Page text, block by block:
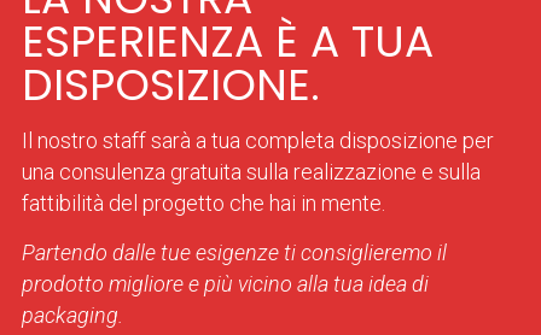
ESPERIENZA È A TUA
DISPOSIZIONE.
Il nostro staff sarà a tua completa disposizione per
una consulenza gratuita sulla realizzazione e sulla
fattibilità del progetto che hai in mente.
Partendo dalle tue esigenze ti consiglieremo il
prodotto migliore e più vicino alla tua idea di
packaging.